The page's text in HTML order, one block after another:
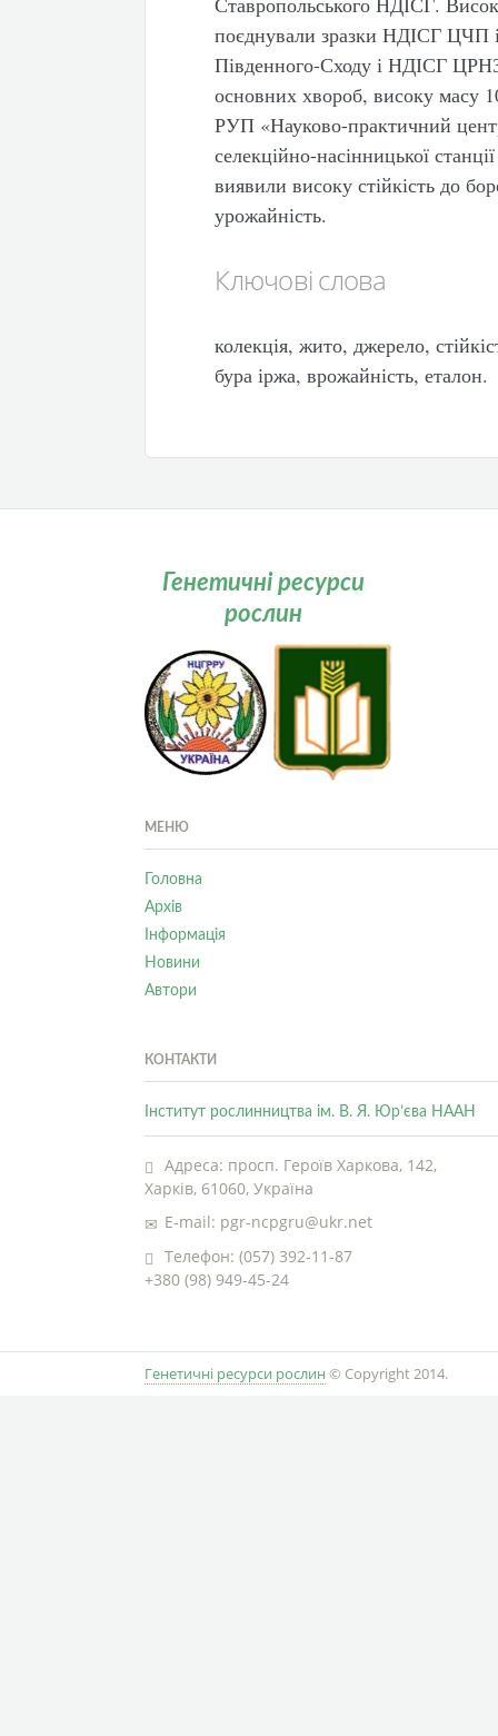
поєднували зразки НДІСГ
Південного-Сходу і НДІСГ
основних хвороб, високу масу
РУП «Науково-практичний
селекційно-насінницької
виявили високу стійкість до
урожайність.
Ключові слова
колекція, жито, джерело,
бура іржа, врожайність, еталон.
Генетичні ресурси
рослин
МЕНЮ
Головна
Архів
Інформація
Новини
Автори
КОНТАКТИ
Інститут рослинництва ім. В. Я. Юр’єва НААН
Адреса: просп. Героїв Харкова, 142,
Харків, 61060, Україна
E-mail: pgr-ncpgru@ukr.net
Телефон: (057) 392-11-87
+380 (98) 949-45-24
Генетичні ресурси рослин © Copyright 2014.